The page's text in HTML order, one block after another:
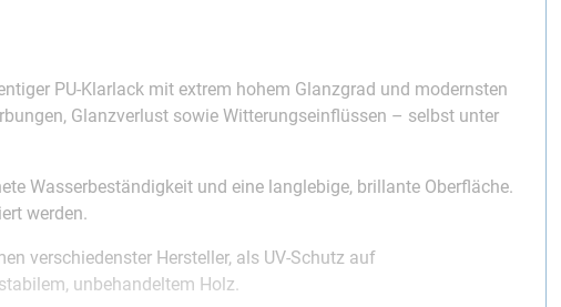
PU-Klarlack mit extrem hohem Glanzgrad und modernsten
Glanzverlust sowie Witterungseinflüssen – selbst unter
Wasserbeständigkeit und eine langlebige, brillante Oberfläche.
werden.
verschiedenster Hersteller, als UV-Schutz auf
unbehandeltem Holz.